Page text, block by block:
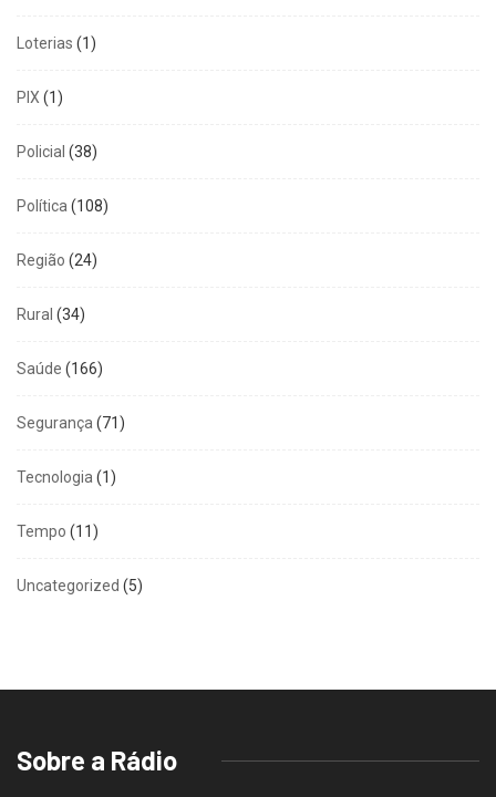
Loterias (1)
PIX (1)
Policial (38)
Política(108)
Região (24)
Rural (34)
Saúde (166)
Segurança(71)
Tecnologia(1)
Tempo (11)
Uncategorized (5)
Sobre a Rádio